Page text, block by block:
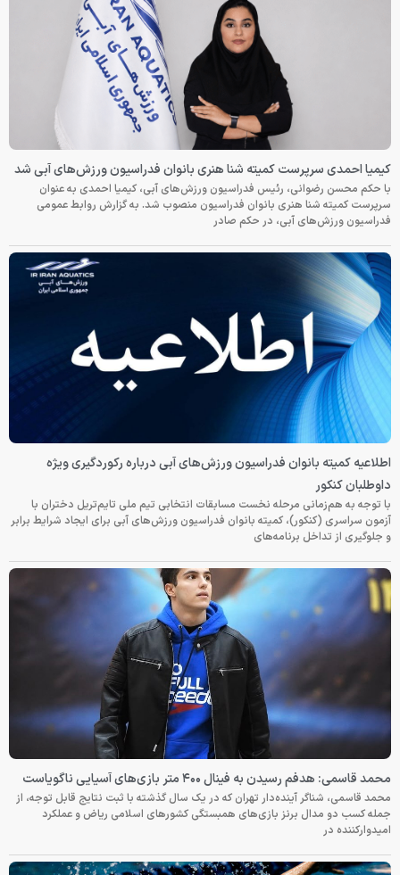
کیمیا احمدی سرپرست کمیته شنا هنری بانوان فدراسیون ورزش‌های آبی شد
با حکم محسن رضوانی، رئیس فدراسیون ورزش‌های آبی، کیمیا احمدی به عنوان
سرپرست کمیته شنا هنری بانوان فدراسیون منصوب شد. به گزارش روابط عمومی
فدراسیون ورزش‌های آبی، در حکم صادر
اطلاعیه کمیته بانوان فدراسیون ورزش‌های آبی درباره رکوردگیری ویژه
داوطلبان کنکور
با توجه به هم‌زمانی مرحله نخست مسابقات انتخابی تیم ملی تایم‌تریل دختران با
آزمون سراسری (کنکور)، کمیته بانوان فدراسیون ورزش‌های آبی برای ایجاد شرایط برابر
و جلوگیری از تداخل برنامه‌های
محمد قاسمی: هدفم رسیدن به فینال ۴۰۰ متر بازی‌های آسیایی ناگویاست
محمد قاسمی، شناگر آینده‌دار تهران که در یک سال گذشته با ثبت نتایج قابل توجه، از
جمله کسب دو مدال برنز بازی‌های همبستگی کشورهای اسلامی ریاض و عملکرد
امیدوارکننده در